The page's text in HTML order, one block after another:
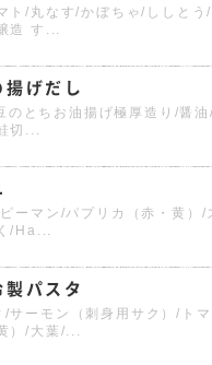
ト/丸なす/かぼちゃ/ししとう/
造 す...
揚げだし
とちお油揚げ極厚造り/醤
切...
ーマン/パプリカ（赤・黄）/
/Ha...
製パスタ
サーモン（刺身用サク）/トマ
）/大葉/...